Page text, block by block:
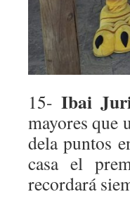
15-Ibai
mayores que
dela puntos
casa el
recordará